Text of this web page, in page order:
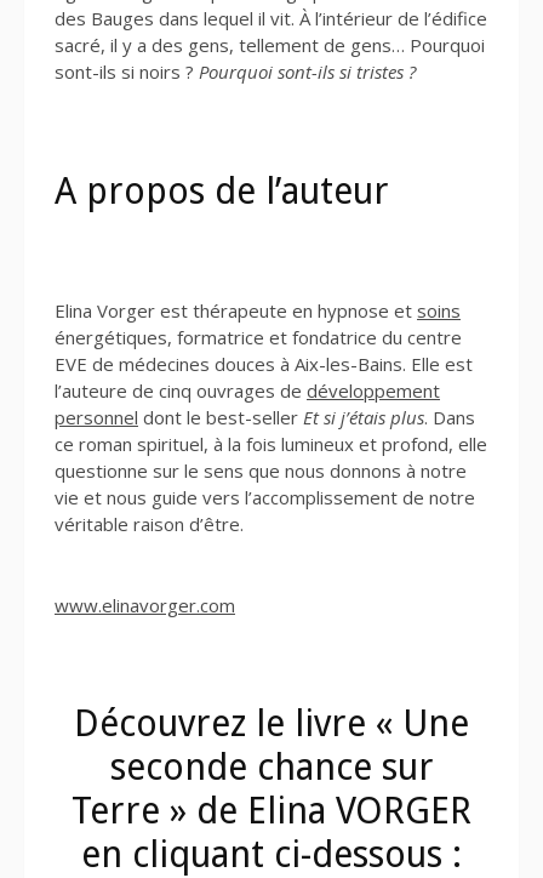
des Bauges dans lequel il vit. À l’intérieur de l’édifice
sacré, il y a des gens, tellement de gens… Pourquoi
sont-ils si noirs ? Pourquoi sont-ils si tristes ?
A propos de l’auteur
Elina Vorger est thérapeute en hypnose et soins
énergétiques, formatrice et fondatrice du centre
EVE de médecines douces à Aix-les-Bains. Elle est
l’auteure de cinq ouvrages de développement
personnel dont le best-seller Et si j’étais plus. Dans
ce roman spirituel, à la fois lumineux et profond, elle
questionne sur le sens que nous donnons à notre
vie et nous guide vers l’accomplissement de notre
véritable raison d’être.
www.elinavorger.com
Découvrez le livre « Une
seconde chance sur
Terre » de Elina VORGER
en cliquant ci-dessous :